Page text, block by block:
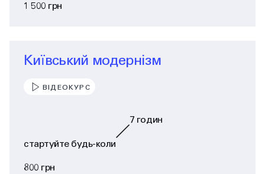
1 500 грн
Київський модернізм
ВІДЕОКУРС
стартуйте будь-коли
7 годин
800 грн